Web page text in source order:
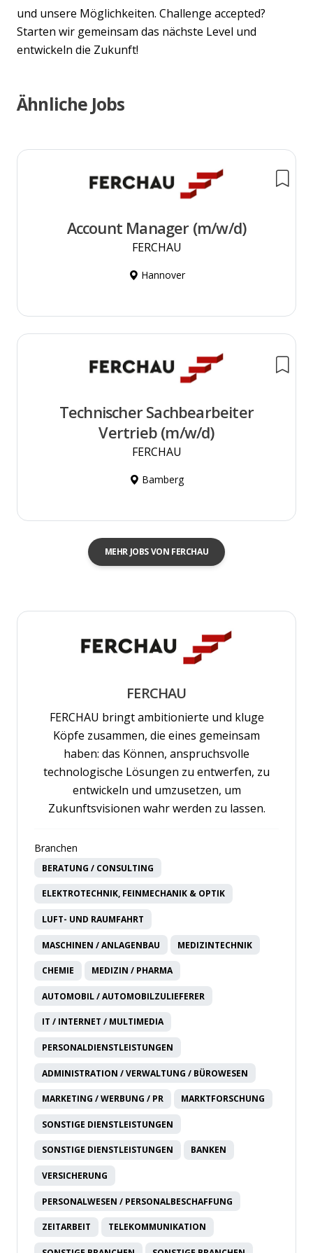
und unsere Möglichkeiten. Challenge accepted?
Starten wir gemeinsam das nächste Level und
entwickeln die Zukunft!
Ähnliche Jobs
Account Manager (m/w/d)
FERCHAU
Hannover
Technischer Sachbearbeiter
Vertrieb (m/w/d)
FERCHAU
Bamberg
MEHR JOBS VON FERCHAU
FERCHAU
FERCHAU bringt ambitionierte und kluge
Köpfe zusammen, die eines gemeinsam
haben: das Können, anspruchsvolle
technologische Lösungen zu entwerfen, zu
entwickeln und umzusetzen, um
Zukunftsvisionen wahr werden zu lassen.
Branchen
BERATUNG / CONSULTING
ELEKTROTECHNIK, FEINMECHANIK & OPTIK
LUFT- UND RAUMFAHRT
MASCHINEN / ANLAGENBAU MEDIZINTECHNIK
CHEMIE MEDIZIN / PHARMA
AUTOMOBIL / AUTOMOBILZULIEFERER
IT / INTERNET / MULTIMEDIA
PERSONALDIENSTLEISTUNGEN
ADMINISTRATION / VERWALTUNG / BÜROWESEN
MARKETING / WERBUNG / PR MARKTFORSCHUNG
SONSTIGE DIENSTLEISTUNGEN
SONSTIGE DIENSTLEISTUNGEN BANKEN
VERSICHERUNG
PERSONALWESEN / PERSONALBESCHAFFUNG
ZEITARBEIT TELEKOMMUNIKATION